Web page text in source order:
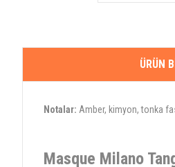
ÜRÜN
Notalar: Amber, kimyon, tonka
Masque Milano